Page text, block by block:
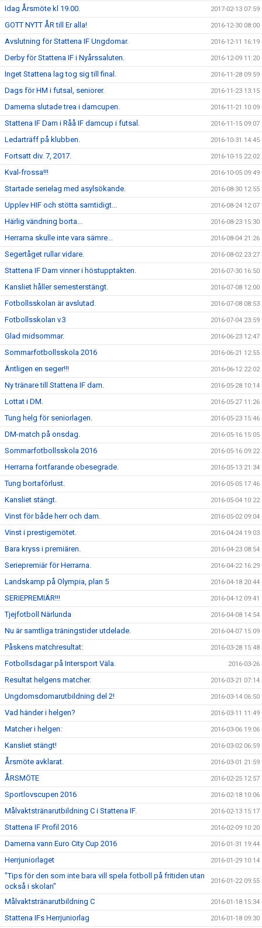
Idag Årsmöte kl 19.00. 2017-02-13 07:59
GOTT NYTT ÅR till Er alla! 2016-12-30 08:00
Avslutning för Stattena IF Ungdomar. 2016-12-11 16:19
Derby för Stattena IF i Nyårssaluten. 2016-12-09 11:20
Inget Stattena lag tog sig till final. 2016-11-28 09:59
Dags för HM i futsal, seniorer. 2016-11-23 13:15
Damerna slutade trea i damcupen. 2016-11-21 10:09
Stattena IF Dam i Råå IF damcup i futsal. 2016-11-15 09:07
Ledarträff på klubben. 2016-10-31 14:45
Fortsatt div. 7, 2017. 2016-10-15 22:02
Kval-frossa!!! 2016-10-05 09:49
Startade serielag med asylsökande. 2016-08-30 12:55
Upplev HIF och stötta samtidigt... 2016-08-24 12:07
Härlig vändning borta... 2016-08-23 15:30
Herrarna skulle inte vara sämre... 2016-08-04 21:26
Segertåget rullar vidare. 2016-08-02 23:27
Stattena IF Dam vinner i höstupptakten. 2016-07-30 16:50
Kansliet håller semesterstängt. 2016-07-08 12:00
Fotbollsskolan är avslutad. 2016-07-08 08:53
Fotbollsskolan v.3 2016-07-04 23:59
Glad midsommar. 2016-06-23 12:47
Sommarfotbollsskola 2016 2016-06-21 12:55
Äntligen en seger!!! 2016-06-12 22:02
Ny tränare till Stattena IF dam. 2016-05-28 10:14
Lottat i DM. 2016-05-27 11:26
Tung helg för seniorlagen. 2016-05-23 15:46
DM-match på onsdag. 2016-05-16 15:05
Sommarfotbollsskola 2016 2016-05-16 09:22
Herrarna fortfarande obesegrade. 2016-05-13 21:34
Tung bortaförlust. 2016-05-05 17:46
Kansliet stängt. 2016-05-04 10:22
Vinst för både herr och dam. 2016-05-02 09:04
Vinst i prestigemötet. 2016-04-24 19:03
Bara kryss i premiären. 2016-04-23 08:54
Seriepremiär för Herrarna. 2016-04-22 16:29
Landskamp på Olympia, plan 5 2016-04-18 20:44
SERIEPREMIÄR!!! 2016-04-12 09:41
Tjejfotboll Närlunda 2016-04-08 14:54
Nu är samtliga träningstider utdelade. 2016-04-07 15:09
Påskens matchresultat: 2016-03-28 15:48
Fotbollsdagar på Intersport Väla. 2016-03-26
Resultat helgens matcher. 2016-03-21 07:14
Ungdomsdomarutbildning del 2! 2016-03-14 06:50
Vad händer i helgen? 2016-03-11 11:49
Matcher i helgen: 2016-03-06 19:06
Kansliet stängt! 2016-03-02 06:59
Årsmöte avklarat. 2016-03-01 21:59
ÅRSMÖTE 2016-02-25 12:57
Sportlovscupen 2016 2016-02-18 10:06
Målvaktstränarutbildning C i Stattena IF. 2016-02-13 15:17
Stattena IF Profil 2016 2016-02-09 10:20
Damerna vann Euro City Cup 2016 2016-01-31 19:44
Herrjuniorlaget 2016-01-29 10:14
"Tips för den som inte bara vill spela fotboll på fritiden utan
också i skolan"
2016-01-22 09:55
Målvaktstränarutbildning C 2016-01-18 15:34
Stattena IFs Herrjuniorlag 2016-01-18 09:30